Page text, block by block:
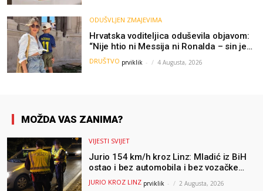
ODUŠVLJEN ZMAJEVIMA
Hrvatska voditeljica oduševila objavom:
“Nije htio ni Messija ni Ronalda – sin je
želio samo dres Bosne”
DRUŠTVO prviklik - 4 Augusta, 2026
MOŽDA VAS ZANIMA?
VIJESTI SVIJET
Jurio 154 km/h kroz Linz: Mladić iz BiH
ostao i bez automobila i bez vozačke
dozvole
JURIO KROZ LINZ prviklik - 2 Augusta, 2026